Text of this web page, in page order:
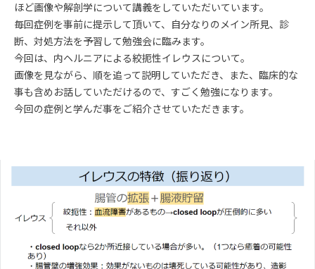
ほど画像や解剖学について講義をしていただいています。
毎回症例を事前に提示して頂いて、自分なりのメイン所見、診
断、対処方法を予習して勉強会に臨みます。
今回は、内ヘルニアによる絞扼性イレウスについて。
画像を見ながら、順を追って説明していただき、また、臨床的な
事も含めお話していただけるので、すごく勉強になります。
今回の症例と学んだ事をご紹介させていただきます。